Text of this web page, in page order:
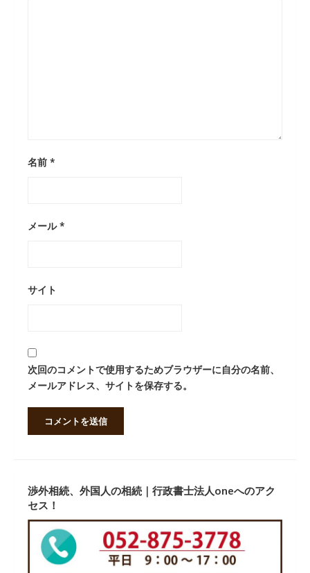
名前 *
メール*
サイト
次回のコメントで使用するためブラウザーに自分の名前、
メールアドレス、サイトを保存する。
渉外相続、外国人の相続｜行政書士法人oneへのアク
セス！